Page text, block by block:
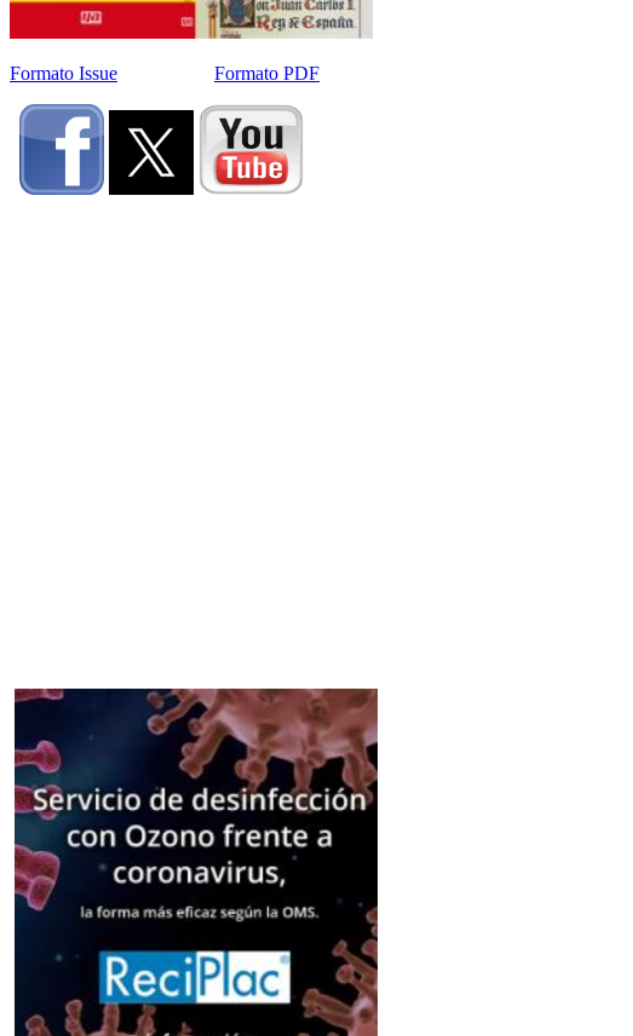
Formato Issue Formato PDF